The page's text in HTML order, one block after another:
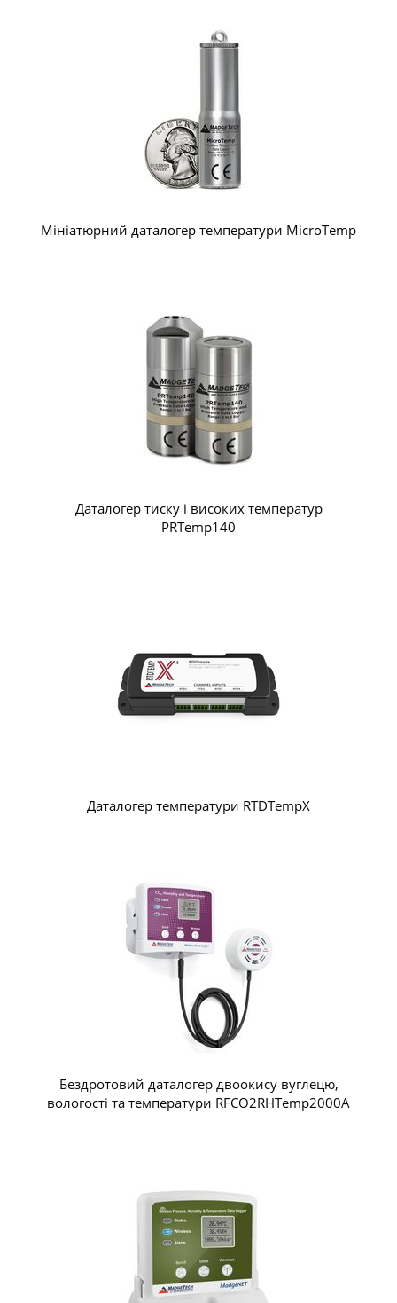
Мініатюрний даталогер температури MicroTemp
Даталогер тиску і високих температур
PRTemp140
Даталогер температури RTDTempX
Бездротовий даталогер двоокису вуглецю,
вологості та температури RFCO2RHTemp2000A